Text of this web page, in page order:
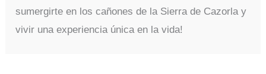
sumergirte en los cañones de la Sierra de Cazorla y
vivir una experiencia única en la vida!